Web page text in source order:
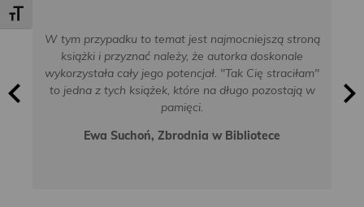
Toggle Font size
W tym przypadku to temat jest najmocniejszą stroną
książki i przyznać należy, że autorka doskonale
wykorzystała cały jego potencjał. "Tak Cię straciłam"
to jedna z tych książek, które na długo pozostają w
pamięci.
Ewa Suchoń, Zbrodnia w Bibliotece